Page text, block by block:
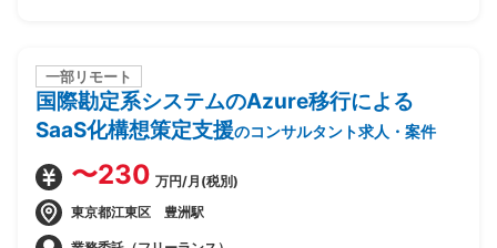
一部リモート
国際勘定系システムのAzure移行による
SaaS化構想策定支援のコンサルタント求人・案件
〜230 万円/月(税別)
東京都江東区 豊洲駅